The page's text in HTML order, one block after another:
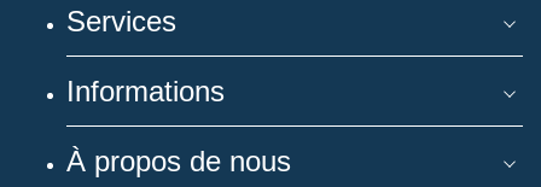
Services
Informations
À propos de nous